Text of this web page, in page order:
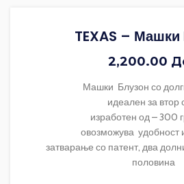
TEXAS – Машки
2,200.00
Машки Блузон со
идеален за втор
изработен од – 300
овозможува удобност
затварање со патент, два
половина